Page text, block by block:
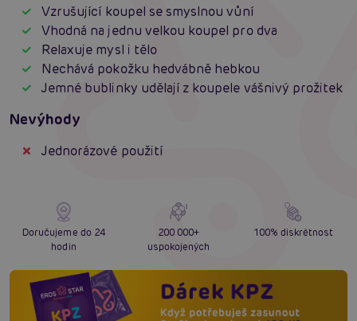
Vzrušující koupel se smyslnou vůní
Vhodná na jednu velkou koupel pro dva
Relaxuje mysl i tělo
Nechává pokožku hedvábně hebkou
Jemné bublinky udělají z koupele vášnivý prožitek
Nevýhody
Jednorázové použití
Doručujeme do 24
hodin
200 000+
uspokojených
100% diskrétnost